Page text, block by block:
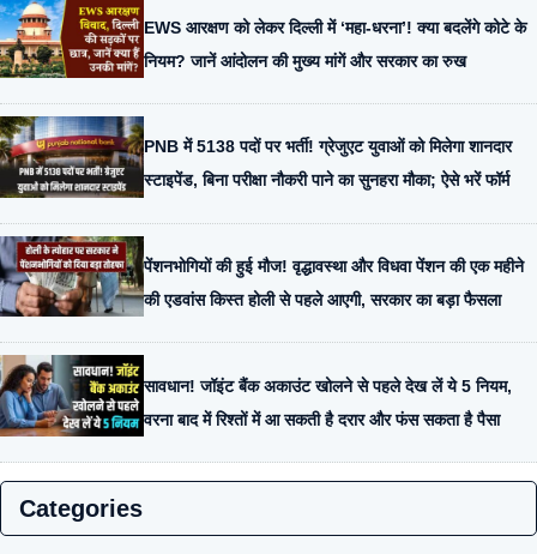
EWS आरक्षण को लेकर दिल्ली में ‘महा-धरना’! क्या बदलेंगे कोटे के
नियम? जानें आंदोलन की मुख्य मांगें और सरकार का रुख
PNB में 5138 पदों पर भर्ती! ग्रेजुएट युवाओं को मिलेगा शानदार
स्टाइपेंड, बिना परीक्षा नौकरी पाने का सुनहरा मौका; ऐसे भरें फॉर्म
पेंशनभोगियों की हुई मौज! वृद्धावस्था और विधवा पेंशन की एक महीने
की एडवांस किस्त होली से पहले आएगी, सरकार का बड़ा फैसला
सावधान! जॉइंट बैंक अकाउंट खोलने से पहले देख लें ये 5 नियम,
वरना बाद में रिश्तों में आ सकती है दरार और फंस सकता है पैसा
Categories